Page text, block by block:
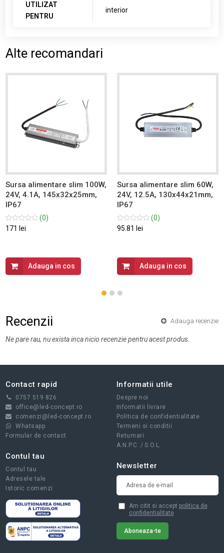
UTILIZAT
PENTRU
interior
Alte recomandari
Sursa alimentare slim 100W,
24V, 4.1A, 145x32x25mm,
IP67
(0)
171 lei
Adauga in cos
Sursa alimentare slim 60W,
24V, 12.5A, 130x44x21mm,
IP67
(0)
95.81 lei
Adauga in cos
Recenzii Adauga recenzie
Ne pare rau, nu exista inca nicio recenzie pentru acest produs.
Contact rapid
0757 519 826
office@led-concept.ro
comenzi@led-concept.ro
Whatsapp
Formular de contact
Informatii utile
Despre noi
Informatii livrare
Politica de confidentialitate
Termeni si conditii
Returnari
A.N.P.C. / S.O.L.
Contul tau
Contul tau
Adresele tale
Istoric comenzi
Newsletter
Am citit si accept politica de
confidentialitate